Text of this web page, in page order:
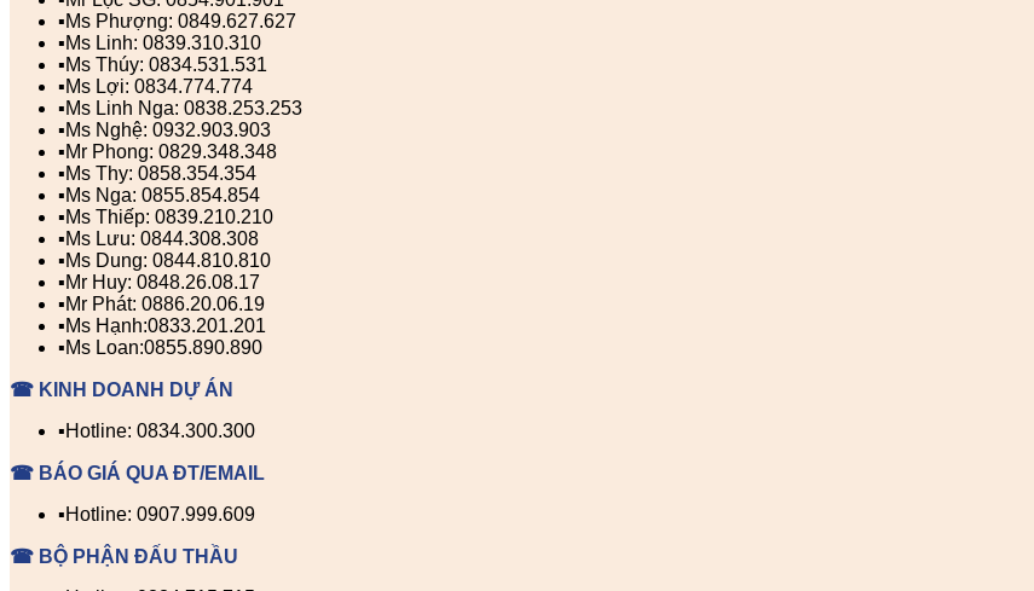
▪️Ms Phượng: 0849.627.627
▪️Ms Linh: 0839.310.310
▪️Ms Thúy: 0834.531.531
▪️Ms Lợi: 0834.774.774
▪️Ms Linh Nga: 0838.253.253
▪️Ms Nghệ: 0932.903.903
▪️Mr Phong: 0829.348.348
▪️Ms Thy: 0858.354.354
▪️Ms Nga: 0855.854.854
▪️Ms Thiếp: 0839.210.210
▪️Ms Lưu: 0844.308.308
▪️Ms Dung: 0844.810.810
▪️Mr Huy: 0848.26.08.17
▪️Mr Phát: 0886.20.06.19
▪️Ms Hạnh:0833.201.201
▪️Ms Loan:0855.890.890
☎ KINH DOANH DỰ ÁN
▪️Hotline: 0834.300.300
☎ BÁO GIÁ QUA ĐT/EMAIL
▪️Hotline: 0907.999.609
☎ BỘ PHẬN ĐẤU THẦU